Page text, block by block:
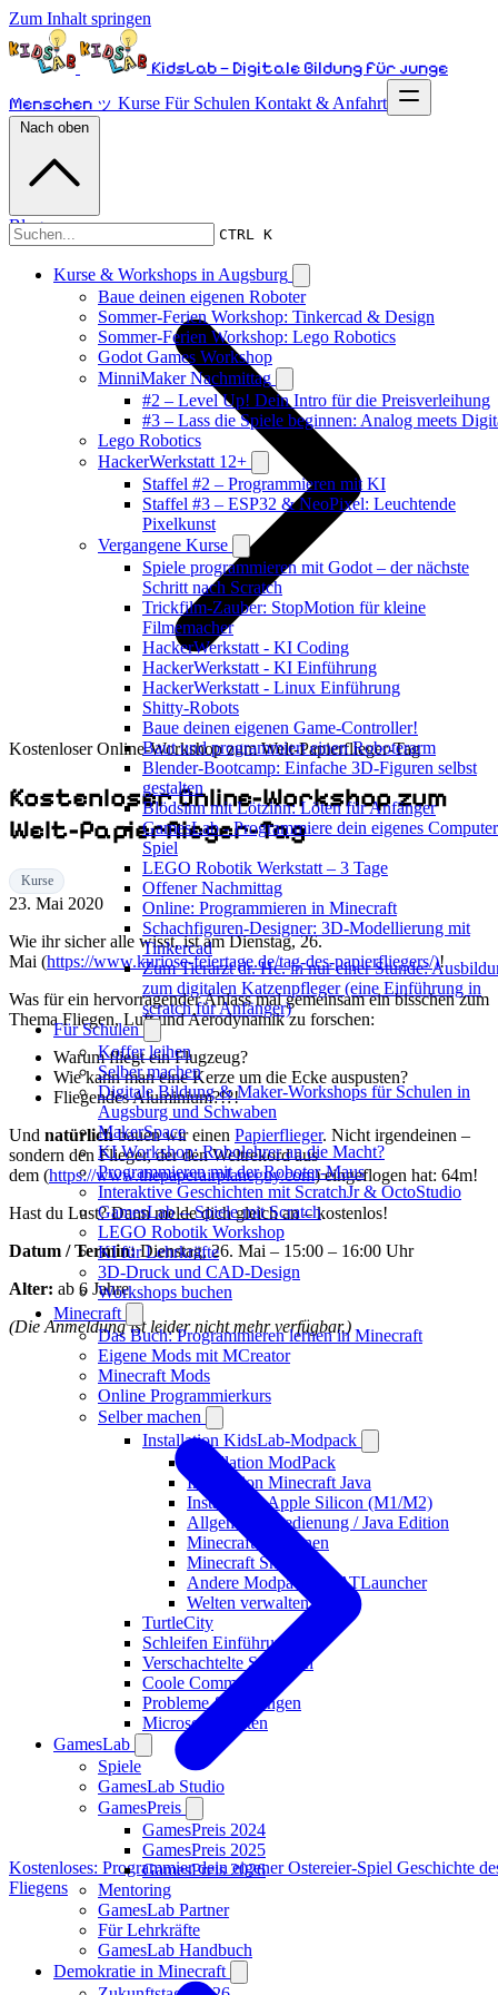
Zum Inhalt springen
KidsLab – Digitale Bildung für junge
Menschen ッ Kurse Für Schulen Kontakt & Anfahrt
CTRL K
Kurse & Workshops in Augsburg
Baue deinen eigenen Roboter
Sommer-Ferien Workshop: Tinkercad & Design
Sommer-Ferien Workshop: Lego Robotics
Godot Games Workshop
MinniMaker Nachmittag
#2 – Level Up! Dein Intro für die Preisverleihung
#3 – Lass die Spiele beginnen: Analog meets
Lego Robotics
HackerWerkstatt 12+
Staffel #2 – Programmieren mit KI
Staffel #3 – ESP32 & NeoPixel: Leuchtende
Pixelkunst
Vergangene Kurse
Spiele programmieren mit Godot – der nächste
Schritt nach Scratch
Trickfilm-Zauber: StopMotion für kleine
Filmemacher
HackerWerkstatt - KI Coding
HackerWerkstatt - KI Einführung
HackerWerkstatt - Linux Einführung
Shitty-Robots
Baue deinen eigenen Game-Controller!
Baut und programmiert einen Roboterarm
Blender-Bootcamp: Einfache 3D-Figuren selbst
gestalten
Blödsinn mit Lötzinn: Löten für Anfänger
GamesLab - Programmiere dein eigenes
Spiel
LEGO Robotik Werkstatt – 3 Tage
Offener Nachmittag
Online: Programmieren in Minecraft
Schachfiguren-Designer: 3D-Modellierung mit
Tinkercad
Zum Tierarzt dr. Hc. in nur einer Stunde:
zum digitalen Katzenpfleger (eine Einführung in
scratch für Anfänger)
Für Schulen
Koffer leihen
Selber machen
Digitale Bildung & Maker-Workshops für Schulen in
Augsburg und Schwaben
MakerSpace
KI Workshop: Robolehrer an die Macht?
Programmieren mit der Roboter-Maus
Interaktive Geschichten mit ScratchJr & OctoStudio
GamesLab -- Spiele mit Scratch
LEGO Robotik Workshop
KI für Lehrkräfte
3D-Druck und CAD-Design
Workshops buchen
Minecraft
Das Buch: Programmieren lernen in Minecraft
Eigene Mods mit MCreator
Minecraft Mods
Online Programmierkurs
Selber machen
Installation KidsLab-Modpack
Installation ModPack
Installation Minecraft Java
Installation Apple Silicon (M1/M2)
Allgemeine Bedienung / Java Edition
Minecraft Versionen
Minecraft Shader
Andere Modpacks in ATLauncher
Welten verwalten
TurtleCity
Schleifen Einführung
Verschachtelte Schleifen
Coole Commands
Probleme & Lösungen
Microsoft-Konten
GamesLab
Spiele
GamesLab Studio
GamesPreis
GamesPreis 2024
GamesPreis 2025
GamesPreis 2026
Mentoring
GamesLab Partner
Für Lehrkräfte
GamesLab Handbuch
Demokratie in Minecraft
Nach oben
Blog
Kostenloser Online-Workshop zum Welt-Papierflieger-Tag
Kostenloser Online-Workshop zum
Welt-Papierflieger-Tag
Kurse
23. Mai 2020
Wie ihr sicher alle wisst, ist am Dienstag, 26.
Mai (https://www.kuriose-feiertage.de/tag-des-papierfliegers/)!
Was für ein hervorragender Anlass mal gemeinsam ein bisschen zum
Thema Fliegen, Luft und Aerodynamik zu forschen:
Warum fliegt ein Flugzeug?
Wie kann man eine Kerze um die Ecke auspusten?
Fliegendes Aluminium?!?!
Und natürlichbauen wir einen Papierflieger. Nicht irgendeinen –
sondern den Flieger, der den Weltrekord aus
dem (https://www.thepaperairplaneguy.com) eingeflogen hat: 64m!
Hast du Lust? Dann melde dich gleich an – kostenlos!
Datum / Termin:Dienstag, 26. Mai – 15:00 – 16:00 Uhr
Alter: ab 6 Jahre
(Die Anmeldung ist leider nicht mehr verfügbar.)
Kostenloses: Programmier dein eigener Ostereier-Spiel Geschichte
Fliegens